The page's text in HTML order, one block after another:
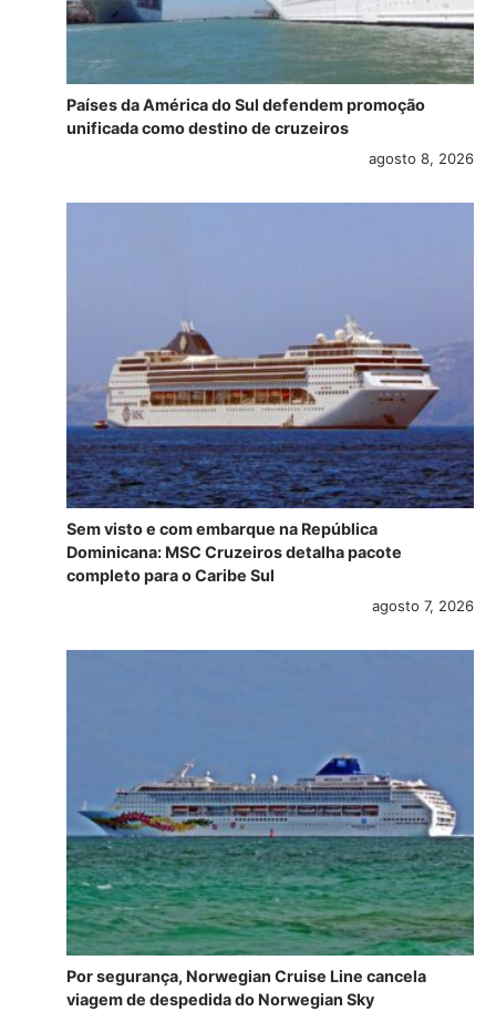
Países da América do Sul defendem promoção
unificada como destino de cruzeiros
agosto 8, 2026
Sem visto e com embarque na República
Dominicana: MSC Cruzeiros detalha pacote
completo para o Caribe Sul
agosto 7, 2026
Por segurança, Norwegian Cruise Line cancela
viagem de despedida do Norwegian Sky